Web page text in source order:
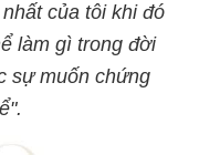
của tôi khi đó
làm gì trong đời
sự muốn chứng